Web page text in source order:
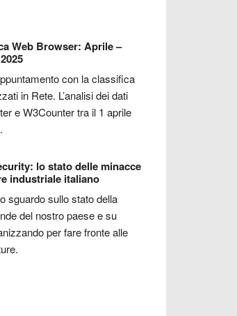
Web Browser: Aprile –
con la classifica
in Rete. L’analisi dei dati
e W3Counter tra il 1 aprile
lo stato delle minacce
industriale italiano
sguardo sullo stato della
del nostro paese e su
per fare fronte alle